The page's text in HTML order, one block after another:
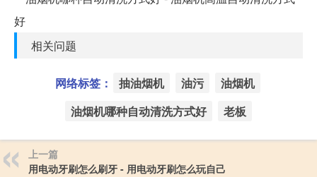
相关问题
网络标签： 抽油烟机 油污
油烟机
油烟机哪种自动清洗方式好
老板
上一篇
用电动牙刷怎么刷牙 - 用电动牙刷怎么玩自己